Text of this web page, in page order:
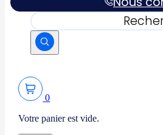
Rechercher
0
Votre panier est vide.
Basée sur les cinq
de la condition
corporelle, flexibilité et
méthode Lagree
tels que les planches,